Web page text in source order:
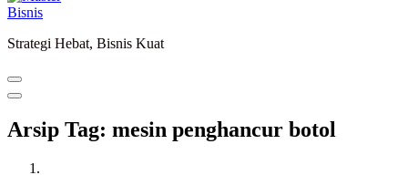
Strategi Hebat, Bisnis Kuat
Arsip Tag: mesin penghancur botol